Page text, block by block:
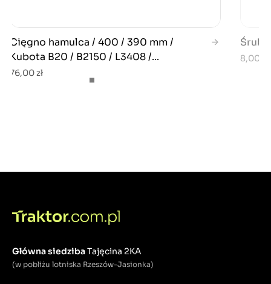
Cięgno hamulca / 400 / 390 mm /
Kubota B20 / B2150 / L3408 /...
76,00 zł
8,00 zł
Główna siedzibaTajęcina 2KA
(w pobliżu lotniska Rzeszów-Jasionka)